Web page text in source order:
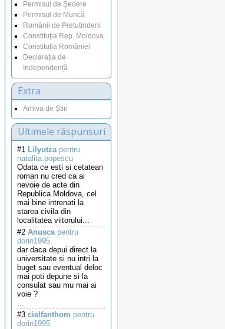
Permisul de Şedere
Permisul de Muncă
Românii de Pretutindeni
Constituţia Rep. Moldova
Constituția României
Declarația de
Independență
Extra
Arhiva de Știri
Ultimele răspunsuri
#1 Lilyutzapentru
natalita.popescu
Odata ce esti si cetatean
roman nu cred ca ai
nevoie de acte din
Republica Moldova, cel
mai bine intrenati la
starea civila din
localitatea viitorului...
#2 Anuscapentru
dorin1995
dar daca depui direct la
universitate si nu intri la
buget sau eventual deloc
mai poti depune si la
consulat sau mu mai ai
voie ?
...
#3 cielfanthom pentru
dorin1995